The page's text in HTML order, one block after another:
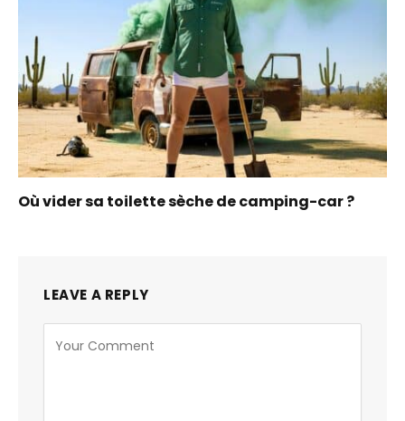
Où vider sa toilette sèche de camping-car ?
LEAVE A REPLY